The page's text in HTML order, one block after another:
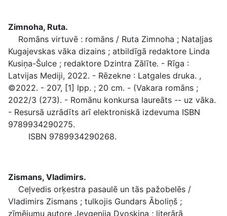
Zimnoha, Ruta.
Romāns virtuvē : romāns / Ruta Zimnoha ; Nataļjas
Kugajevskas vāka dizains ; atbildīgā redaktore Linda
Kusiņa-Šulce ; redaktore Dzintra Zālīte. - Rīga :
Latvijas Mediji, 2022. - Rēzekne : Latgales druka. ,
©2022. - 207, [1] lpp. ; 20 cm. - (Vakara romāns ;
2022/3 (273). - Romānu konkursa laureāts -- uz vāka.
- Resursā uzrādīts arī elektroniskā izdevuma ISBN
9789934290275.
ISBN 9789934290268.
Zismans, Vladimirs.
Ceļvedis orķestra pasaulē un tās pažobelēs /
Vladimirs Zismans ; tulkojis Gundars Āboliņš ;
zīmējumu autore Jevgeņija Dvoskina ; literārā